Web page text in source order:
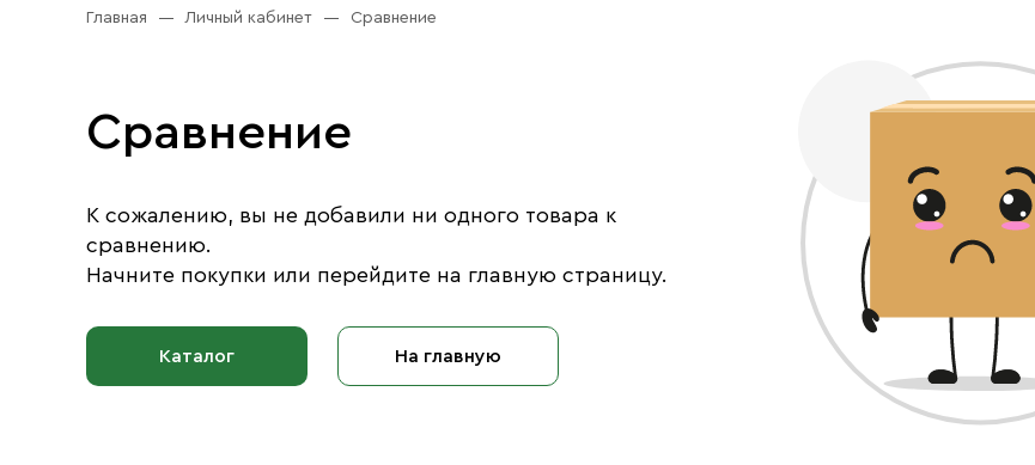
Акции
Церковная утварь
Масло
Разное
Оплата
Главная Личный кабинет Сравнение
Сравнение
К сожалению, вы не добавили ни одного товара к
сравнению.
Начните покупки или перейдите на главную страницу.
Каталог На главную